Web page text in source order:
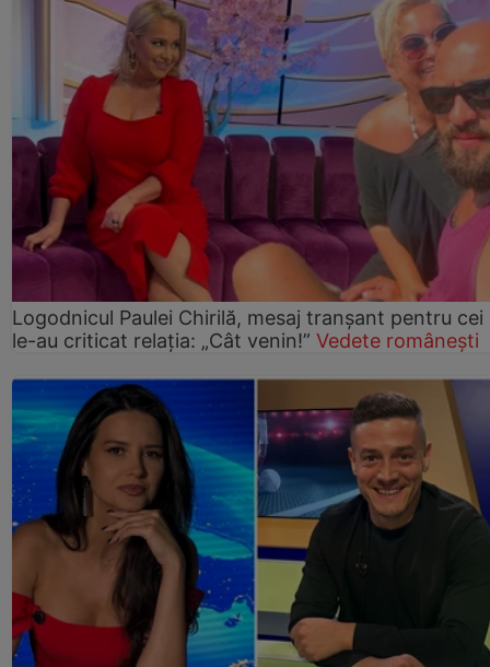
Logodnicul Paulei Chirilă, mesaj tranșant pentru cei
le-au criticat relația: „Cât venin!” Vedete românești